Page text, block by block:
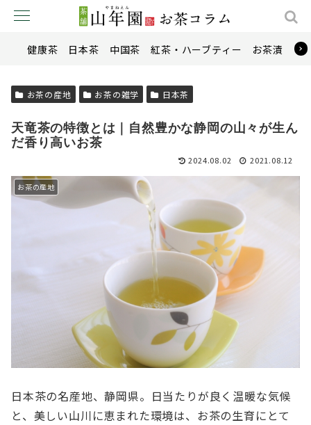
健康茶 日本茶 中国茶 紅茶・ハーブティー お茶漬け
お茶の産地 お茶の雑学 日本茶
天竜茶の特徴とは｜自然豊かな静岡の山々が生ん
だ香り高いお茶
2024.08.02 2021.08.12
お茶の産地
日本茶の名産地、静岡県。日当たりが良く温暖な気候
と、美しい山川に恵まれた環境は、お茶の生育にとて